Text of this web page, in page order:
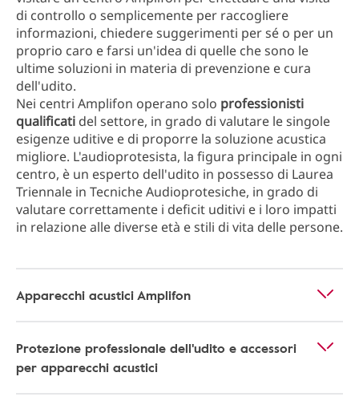
di controllo o semplicemente per raccogliere
informazioni, chiedere suggerimenti per sé o per un
proprio caro e farsi un'idea di quelle che sono le
ultime soluzioni in materia di prevenzione e cura
dell'udito.
Nei centri Amplifon operano solo professionisti
qualificati del settore, in grado di valutare le singole
esigenze uditive e di proporre la soluzione acustica
migliore. L'audioprotesista, la figura principale in ogni
centro, è un esperto dell'udito in possesso di Laurea
Triennale in Tecniche Audioprotesiche, in grado di
valutare correttamente i deficit uditivi e i loro impatti
in relazione alle diverse età e stili di vita delle persone.
Apparecchi acustici Amplifon
Protezione professionale dell'udito e accessori
per apparecchi acustici